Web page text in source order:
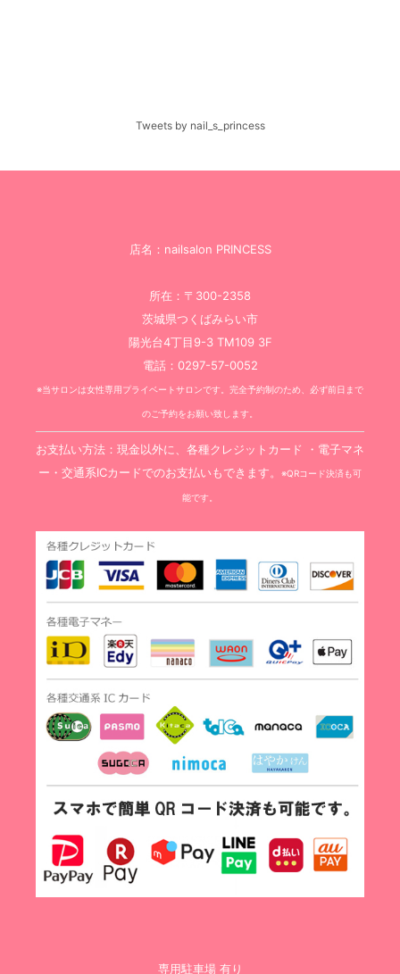
Tweets by nail_s_princess
店名：nailsalon PRINCESS
所在：〒300-2358
茨城県つくばみらい市
陽光台4丁目9-3 TM109 3F
電話：0297-57-0052
※当サロンは女性専用プライベートサロンです。完全予約制のため、必ず前日まで
のご予約をお願い致します。
お支払い方法：現金以外に、各種クレジットカード ・電子マネ
ー・交通系ICカードでのお支払いもできます。
※QRコード決済も可
能です。
専用駐車場 有り